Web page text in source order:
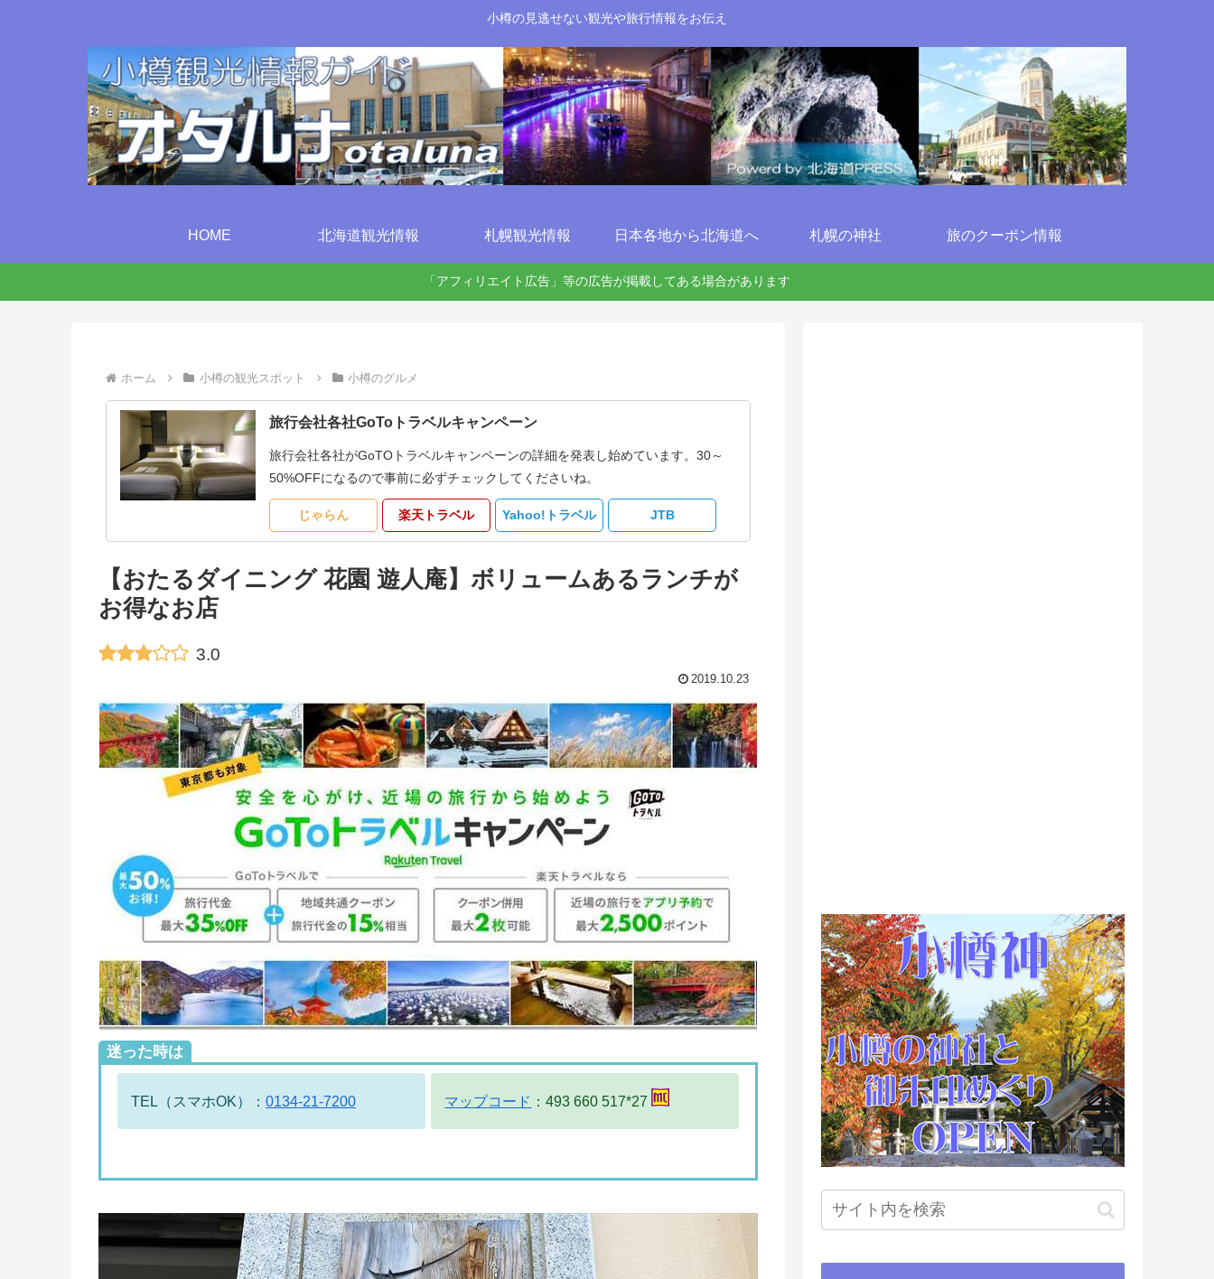
小樽の見逃せない観光や旅行情報をお伝え
HOME 北海道観光情報 札幌観光情報 日本各地から北海道へ 札幌の神社 旅のクーポン情報
「アフィリエイト広告」等の広告が掲載してある場合があります
ホーム 小樽の観光スポット 小樽のグルメ
旅行会社各社GoToトラベルキャンペーン
旅行会社各社がGoTOトラベルキャンペーンの詳細を発表し始めています。30～
50%OFFになるので事前に必ずチェックしてくださいね。
じゃらん 楽天トラベル Yahoo!トラベル JTB
【おたるダイニング 花園 遊人庵】ボリュームあるランチが
お得なお店
3.0
2019.10.23
迷った時は
TEL（スマホOK）： 0134-21-7200 マップコード ：493 660 517*27